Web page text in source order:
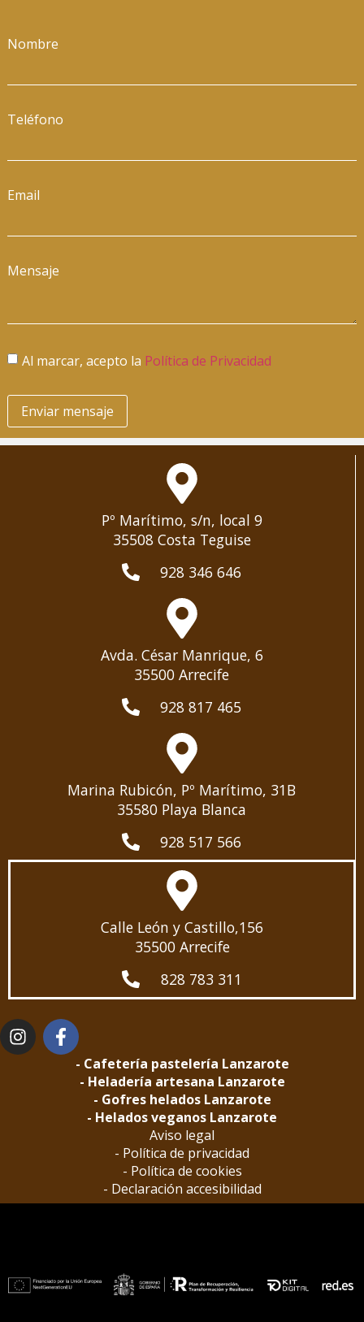
Nombre
Teléfono
Email
Mensaje
Al marcar, acepto la Política de Privacidad
Enviar mensaje
Pº Marítimo, s/n, local 9
35508 Costa Teguise
928 346 646
Avda. César Manrique, 6
35500 Arrecife
928 817 465
Marina Rubicón, Pº Marítimo, 31B
35580 Playa Blanca
928 517 566
Calle León y Castillo,156
35500 Arrecife
828 783 311
- Cafetería pastelería Lanzarote
- Heladería artesana Lanzarote
- Gofres helados Lanzarote
- Helados veganos Lanzarote
Aviso legal
- Política de privacidad
- Política de cookies
- Declaración accesibilidad